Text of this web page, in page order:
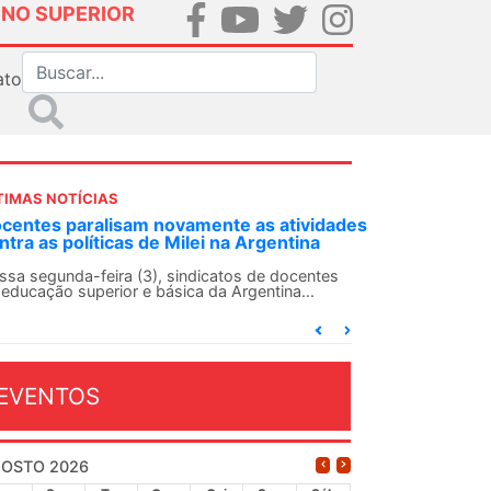
SUPERIOR
NOTÍCIAS
atividades
docentes
ANDES-SN convoca docentes para Dia de
Solidariedade Internacionalista com Cuba
O ANDES-SN conclama suas seções sindicais e
2026